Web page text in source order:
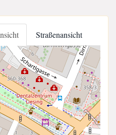
Straßenansicht